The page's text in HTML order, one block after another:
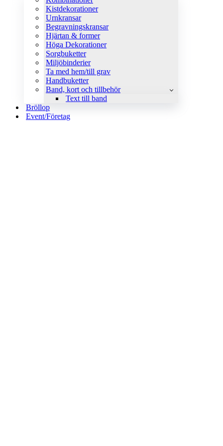
Kistdekorationer
Urnkransar
Begravningskransar
Hjärtan & former
Höga Dekorationer
Sorgbuketter
Miljöbinderier
Ta med hem/till grav
Handbuketter
Band, kort och tillbehör
Text till band
Bröllop
Event/Företag